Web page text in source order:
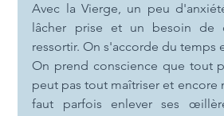
Avec la Vierge, un peu
lâcher prise et un besoin de
ressortir. On s'accorde du temps
On prend conscience que tout
peut pas tout maîtriser et encore
faut parfois enlever ses